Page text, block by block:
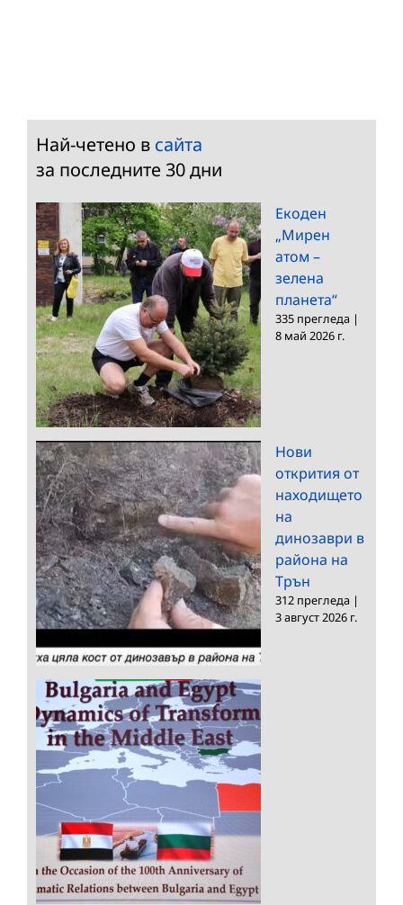
Най-четено в сайта
за последните 30 дни
Екоден
„Мирен
атом –
зелена
планета“
335 прегледа |
8 май 2026 г.
Нови
открития от
находището
на
динозаври в
района на
Трън
312 прегледа |
3 август 2026 г.